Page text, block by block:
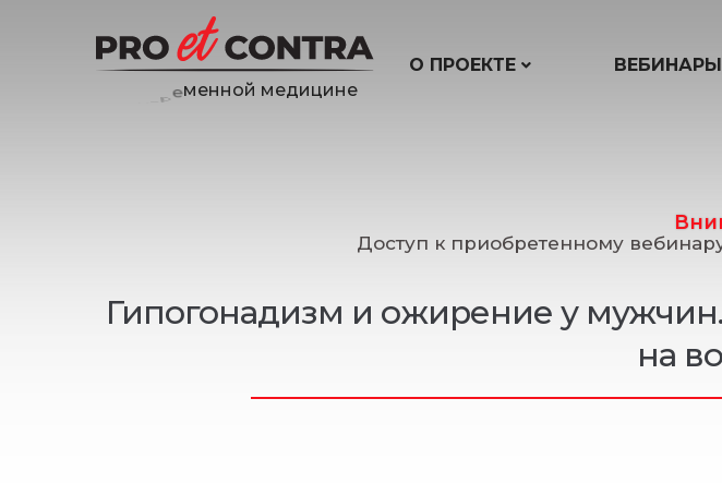
не
О ПРОЕКТЕ ВЕБИНАРЫ
Доступ к приобретенному
Гипогонадизм и ожирение у
на